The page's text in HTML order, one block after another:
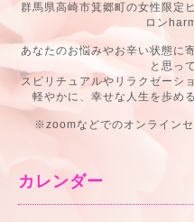
群馬県高崎市箕郷町の女性限定
ロン
あなたのお悩みやお辛い状態に
と思っ
スピリチュアルやリラクゼーシ
軽やかに、幸せな人生を歩め
※zoomなどでのオンラインセ
カレンダー